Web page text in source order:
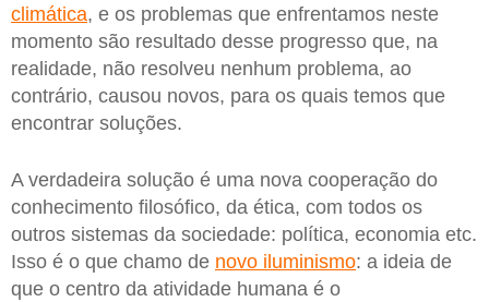
climática, e os problemas que enfrentamos neste
momento são resultado desse progresso que, na
realidade, não resolveu nenhum problema, ao
contrário, causou novos, para os quais temos que
encontrar soluções.
A verdadeira solução é uma nova cooperação do
conhecimento filosófico, da ética, com todos os
outros sistemas da sociedade: política, economia etc.
Isso é o que chamo de novo iluminismo: a ideia de
que o centro da atividade humana é o